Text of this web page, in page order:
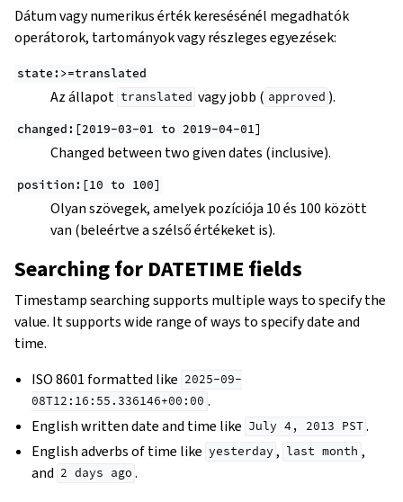
Dátum vagy numerikus érték keresésénél megadhatók
operátorok, tartományok vagy részleges egyezések:
state:>=translated
Az állapot translated vagy jobb ( approved ).
changed:[2019-03-01 to 2019-04-01]
Changed between two given dates (inclusive).
position:[10 to 100]
Olyan szövegek, amelyek pozíciója 10 és 100 között
van (beleértve a szélső értékeket is).
Searching for DATETIME fields
Timestamp searching supports multiple ways to specify the
value. It supports wide range of ways to specify date and
time.
ISO 8601 formatted like 2025-09-
08T12:16:55.336146+00:00 .
English written date and time like July 4, 2013 PST .
English adverbs of time like yesterday , last month ,
and 2 days ago .